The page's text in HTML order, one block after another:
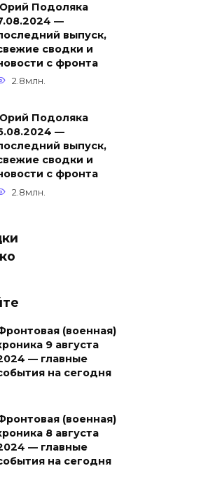
Подоляка
—
выпуск,
сводки и
с фронта
2.8млн.
Подоляка
—
выпуск,
сводки и
с фронта
2.8млн.
(военная)
9 августа
— главные
на сегодня
(военная)
8 августа
— главные
на сегодня